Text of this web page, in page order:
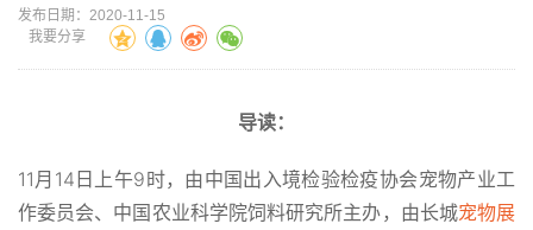
发布日期：2020-11-15
我要分享
导读：
11月14日上午9时，由中国出入境检验检疫协会宠物产业工
作委员会、中国农业科学院饲料研究所主办，由长城宠物展